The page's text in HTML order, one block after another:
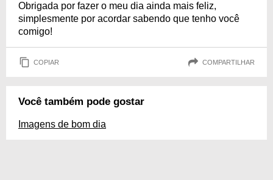
Obrigada por fazer o meu dia ainda mais feliz,
simplesmente por acordar sabendo que tenho você
comigo!
COPIAR COMPARTILHAR
Você também pode gostar
Imagens de bom dia